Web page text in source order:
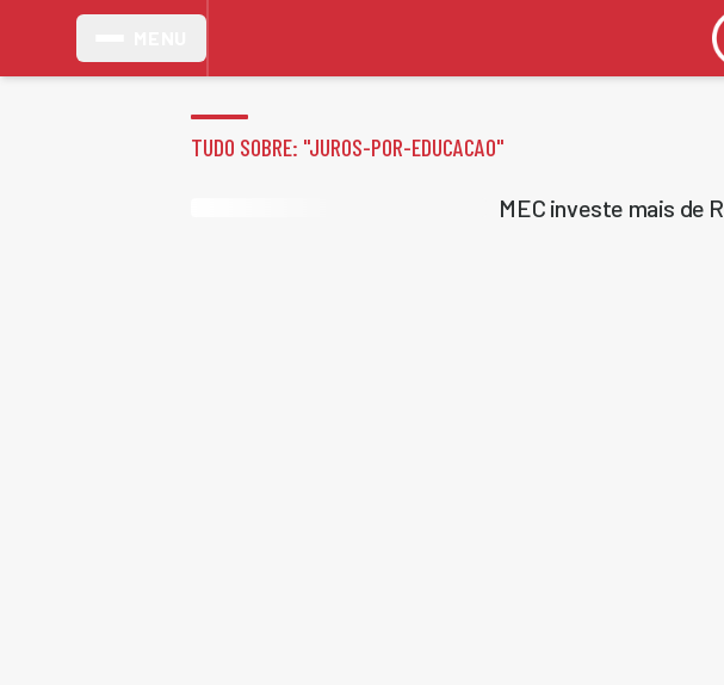
TUDO SOBRE: "JUROS-POR-EDUCACAO"
MEC investe mais de